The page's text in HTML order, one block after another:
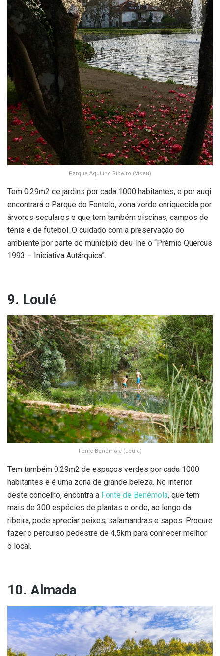
Parque Aquilino Ribeiro (Viseu)
Tem 0.29m2 de jardins por cada 1000 habitantes, e por auqi
encontrará o Parque do Fontelo, zona verde enriquecida por
árvores seculares e que tem também piscinas, campos de
ténis e de futebol. O cuidado com a preservação do
ambiente por parte do município deu-lhe o “Prémio Quercus
1993 – Iniciativa Autárquica”.
9. Loulé
Fonte Benémola (Loulé)
Tem também 0.29m2 de espaços verdes por cada 1000
habitantes e é uma zona de grande beleza. No interior
deste concelho, encontra a Fonte de Benémola, que tem
mais de 300 espécies de plantas e onde, ao longo da
ribeira, pode apreciar peixes, salamandras e sapos. Procure
fazer o percurso pedestre de 4,5km para conhecer melhor
o local.
10. Almada